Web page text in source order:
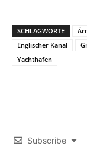
SCHLAGWORTE
Englischer Kanal
Yachthafen
Subscribe